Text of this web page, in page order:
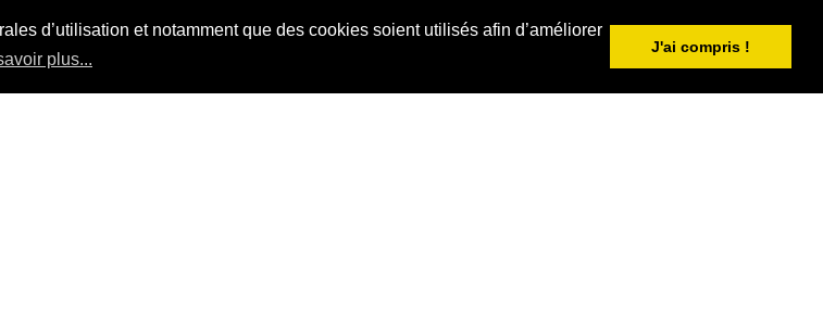
d’utilisation et notamment que des cookies soient utilisés afin d’améliorer
plus...
J'ai compris !